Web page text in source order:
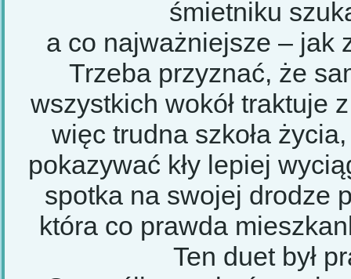
śmietniku
a co najważniejsze – jak
Trzeba przyznać, że
wszystkich wokół traktuje
więc trudna szkoła
pokazywać kły lepiej
spotka na swojej drodze
która co prawda
Ten duet był